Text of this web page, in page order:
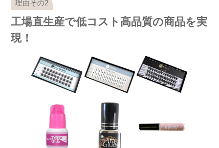
工場直生産で低コスト高品質の商品を実
現！